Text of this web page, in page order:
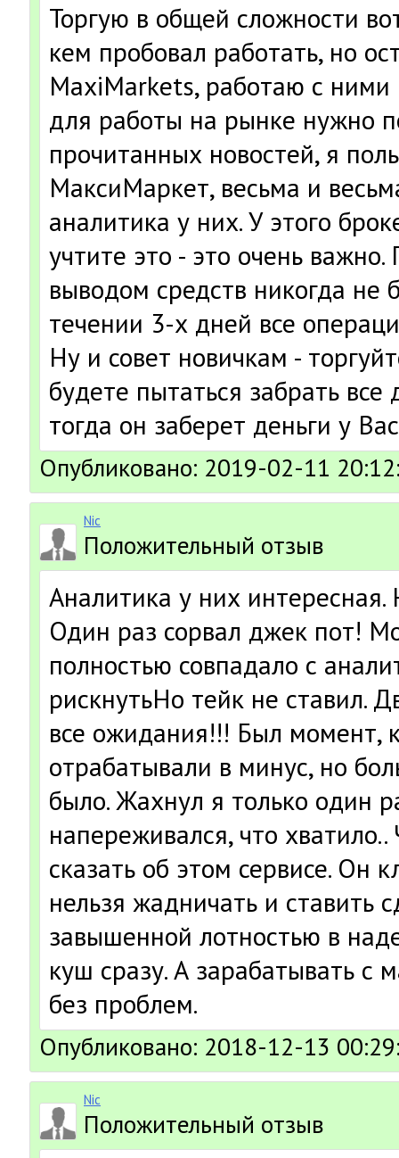
Торгую в общей сложности
кем пробовал работать, но
MaxiMarkets, работаю с
для работы на рынке нужно
прочитанных новостей, я
МаксиМаркет, весьма и
аналитика у них. У этого
учтите это - это очень
выводом средств никогда не
течении 3-х дней все
Ну и совет новичкам -
будете пытаться забрать все
тогда он заберет деньги у
Опубликовано: 2019-02-11
Nic
Положительный отзыв
Аналитика у них интересная.
Один раз сорвал джек пот!
полностью совпадало с
рискнутьНо тейк не ставил.
все ожидания!!! Был момент,
отрабатывали в минус, но
было. Жахнул я только один
напереживался, что хватило..
сказать об этом сервисе. Он
нельзя жадничать и ставить
завышенной лотностью в
куш сразу. А зарабатывать
без проблем.
Опубликовано: 2018-12-13
Nic
Положительный отзыв